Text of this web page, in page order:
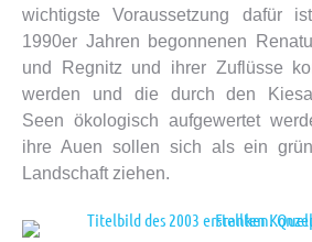
wichtigste Voraussetzung dafür
1990er Jahren begonnenen
und Regnitz und ihrer Zuflüsse
werden und die durch den
Seen ökologisch aufgewertet
ihre Auen sollen sich als ein
Landschaft ziehen.